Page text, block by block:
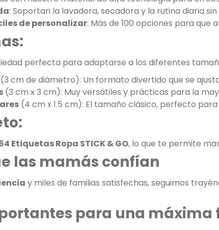
: Soportan la lavadora, secadora y la rutina diaria
de personalizar: Más de 100 opciones para que
perfecta para adaptarse a los diferentes
(3 cm de diámetro): Un formato divertido que se
(3 cm x 3 cm): Muy versátiles y prácticas para la
(4 cm x 1.5 cm): El tamaño clásico, perfecto
Etiquetas Ropa STICK & GO, lo que te permite
las mamás confían
y miles de familias satisfechas, seguimos
para una máxima